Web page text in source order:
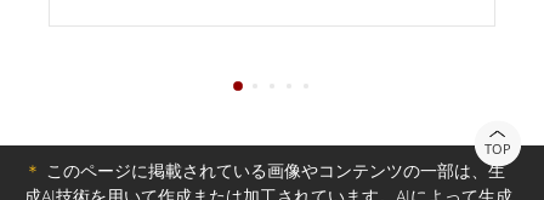
TOP
＊ このページに掲載されている画像やコンテンツの一部は、生
成AI技術を用いて作成または加工されています。AIによって生成